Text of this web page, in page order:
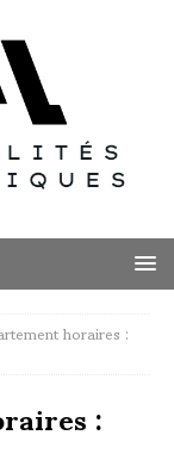
horaires :
: